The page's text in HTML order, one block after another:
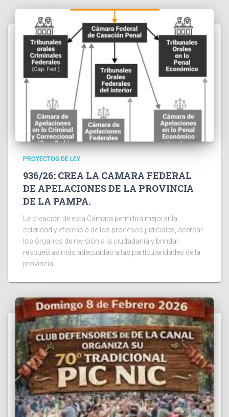
PROYECTOS DE LEY
936/26: CREA LA CAMARA FEDERAL
DE APELACIONES DE LA PROVINCIA
DE LA PAMPA.
La creación de esta Cámara permitirá mejorar la
celeridad y eficiencia de los procesos judiciales, acercar
los órganos de revisión a la ciudadanía y brindar
respuestas más adecuadas a las particularidades de la
provincia.